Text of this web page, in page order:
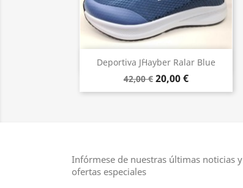
Deportiva J`Hayber Ralar Blue
42,00 € 20,00 €
Vista rápida
Infórmese de nuestras últimas noticias y
ofertas especiales